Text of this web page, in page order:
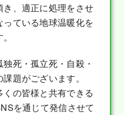
、適正に処理をさせ
ている地球温暖化を
死・孤立死・自殺・
題がございます。
の皆様と共有できる
を通じて発信させて